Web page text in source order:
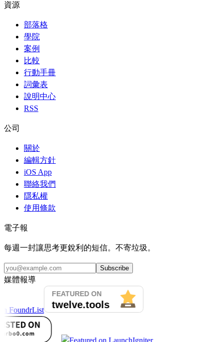
資源
部落格
學院
案例
比較
行動手冊
詞彙表
說明中心
RSS
公司
關於
編輯方針
iOS App
聯絡我們
隱私權
使用條款
電子報
每週一封讓思考更銳利的短信。不寄垃圾。
Subscribe
媒體報導